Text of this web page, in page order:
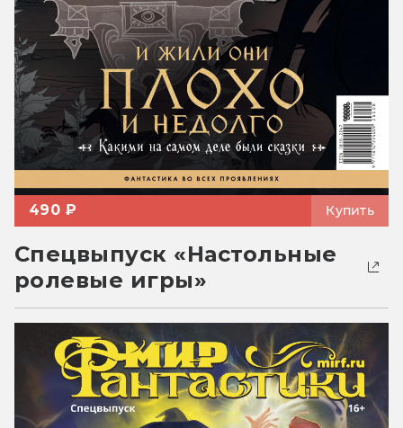
490 ₽ Купить
Спецвыпуск «Настольные
ролевые игры»